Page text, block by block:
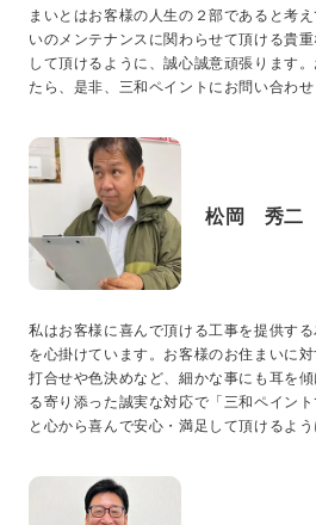
まいとはお客様の人生の２部であると考
いのメンテナンスに関わらせて頂ける貴
して頂けるように、誠心誠意頑張ります
たら、是非、三和ペイントにお問い合わせ
松岡 秀二
私はお客様に喜んで頂ける工事を提供する
を心掛けています。お客様のお住まいに
打合せや色決めなど、細かな事にも耳を
る寄り添った誠実な対応で「三和ペイン
と心から喜んで安心・満足して頂けるよう